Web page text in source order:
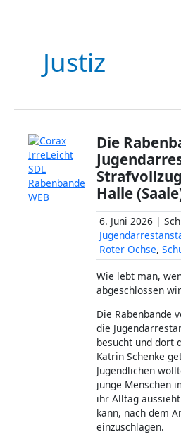
Justiz
Die
Halle
6. Juni 2026 |
Roter Ochse,
Wie lebt man,
abgeschlossen
Die Rabenbande
die
besucht und dort
Katrin Schenke
Jugendlichen
junge Menschen
ihr Alltag
kann, nach dem
einzuschlagen.